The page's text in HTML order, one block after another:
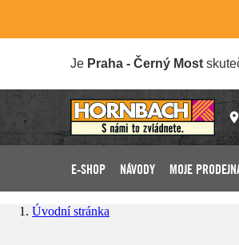
Je Praha - Černý Most
E-SHOP NÁVODY MOJE
Úvodní stránka